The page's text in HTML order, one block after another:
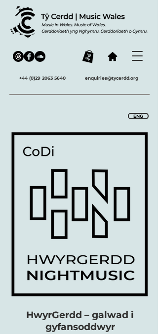
+44 (0)29 2063 5640 enquiries@tycerdd.org
ENG
HwyrGerdd – galwad i
gyfansoddwyr